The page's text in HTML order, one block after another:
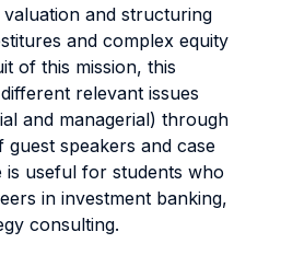
and structuring
and complex equity
of this mission, this
relevant issues
and managerial) through
guest speakers and case
is useful for students who
in investment banking,
consulting.